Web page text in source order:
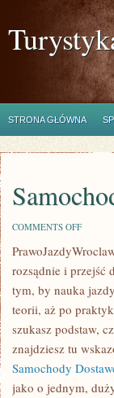
STRONA GŁÓWNA
COMMENTS OFFON
rozsądnie i przejść
tym, by nauka
teorii, aż po
szukasz podstaw,
znajdziesz tu
Samochody
jako o jednym,